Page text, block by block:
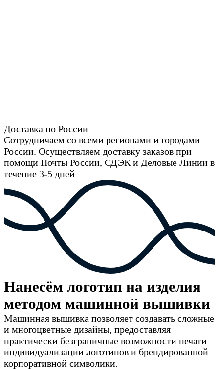
Доставка по России
Сотрудничаем со всеми регионами и городами
России. Осуществляем доставку заказов при
помощи Почты России, СДЭК и Деловые Линии в
течение 3-5 дней
Нанесём логотип на изделия
методом машинной вышивки
Машинная вышивка позволяет создавать сложные
и многоцветные дизайны, предоставляя
практически безграничные возможности печати
индивидуализации логотипов и брендированной
корпоративной символики.